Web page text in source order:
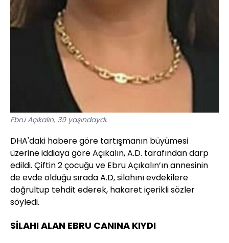
Ebru Açıkalın, 39 yaşındaydı.
DHA'daki habere göre tartışmanın büyümesi
üzerine iddiaya göre Açıkalın, A.D. tarafından darp
edildi. Çiftin 2 çocuğu ve Ebru Açıkalın’ın annesinin
de evde olduğu sırada A.D, silahını evdekilere
doğrultup tehdit ederek, hakaret içerikli sözler
söyledi.
SİLAHI ALAN EBRU CANINA KIYDI